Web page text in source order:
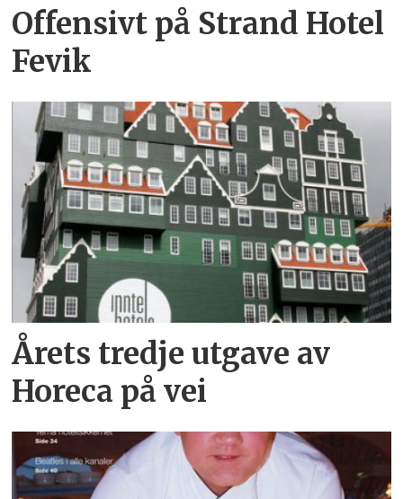
Offensivt på Strand Hotel
Fevik
Årets tredje utgave av
Horeca på vei